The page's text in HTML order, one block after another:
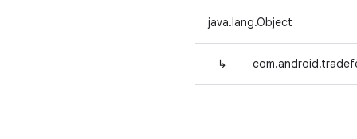
java.lang.Object
↳